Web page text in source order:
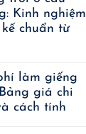
Kinh nghiệm
chuẩn từ
làm giếng
giá chi
cách tính